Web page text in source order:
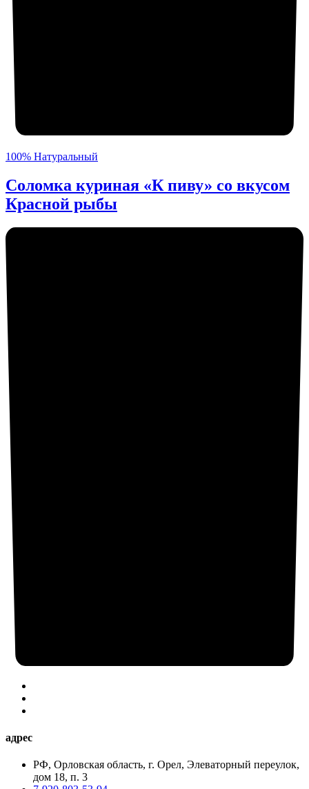
100% Натуральный
Соломка куриная «К пиву» со вкусом
Красной рыбы
адрес
РФ, Орловская область, г. Орел, Элеваторный переулок,
дом 18, п. 3